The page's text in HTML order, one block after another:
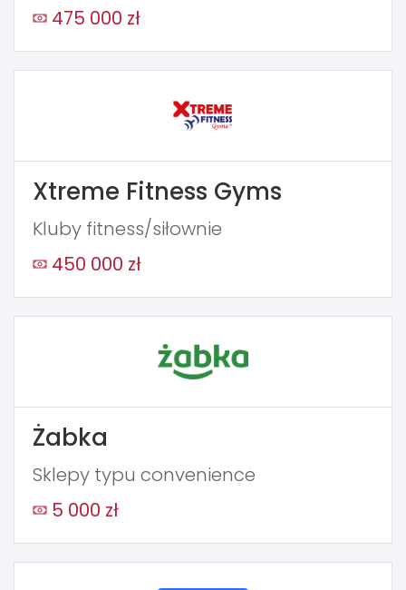
475 000 zł
Xtreme Fitness Gyms
Kluby fitness/siłownie
450 000 zł
Żabka
Sklepy typu convenience
5 000 zł